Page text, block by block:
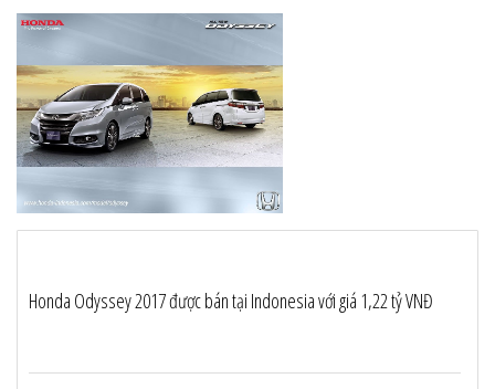
Honda Odyssey 2017 được bán tại Indonesia với giá 1,22 tỷ VNĐ